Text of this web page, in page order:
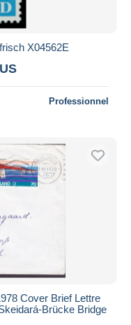
X04562E
Professionnel
Cover Brief Lettre
Brücke Bridge